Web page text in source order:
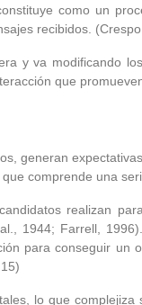
como un
recibidos.
y va modificando
que
generan
comprende una
realizan
1944; Farrell,
para conseguir
lo que